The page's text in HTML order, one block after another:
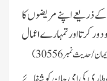
ذریعے اپنے مریضوں کا
کرتا اور تمہارے اعمال
حدیث نمبر 30556)